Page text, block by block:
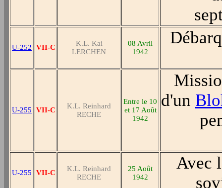
U-252 VII-C
K.L. Kai
LERCHEN
08 Avril
1942
U-255 VII-C
K.L. Reinhard
RECHE
Entre le 10
et 17 Août
1942
d'un
U-255 VII-C
K.L. Reinhard
RECHE
25 Août
1942
Avec